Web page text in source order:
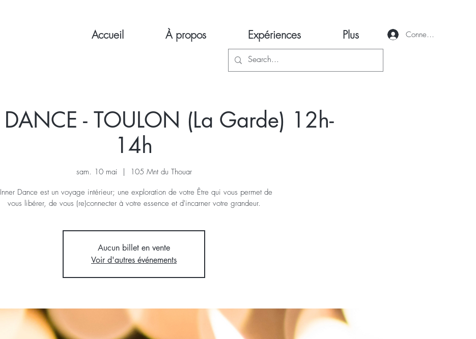
Accueil À propos Expériences Plus Connexion
- TOULON (La Garde) 12h-
14h
sam. 10 mai
  |
105 Mnt du Thouar
Dance est un voyage intérieur; une exploration de votre Être qui vous permet de
vous libérer, de vous (re)connecter à votre essence et d'incarner votre grandeur.
Aucun billet en vente
Voir d'autres événements